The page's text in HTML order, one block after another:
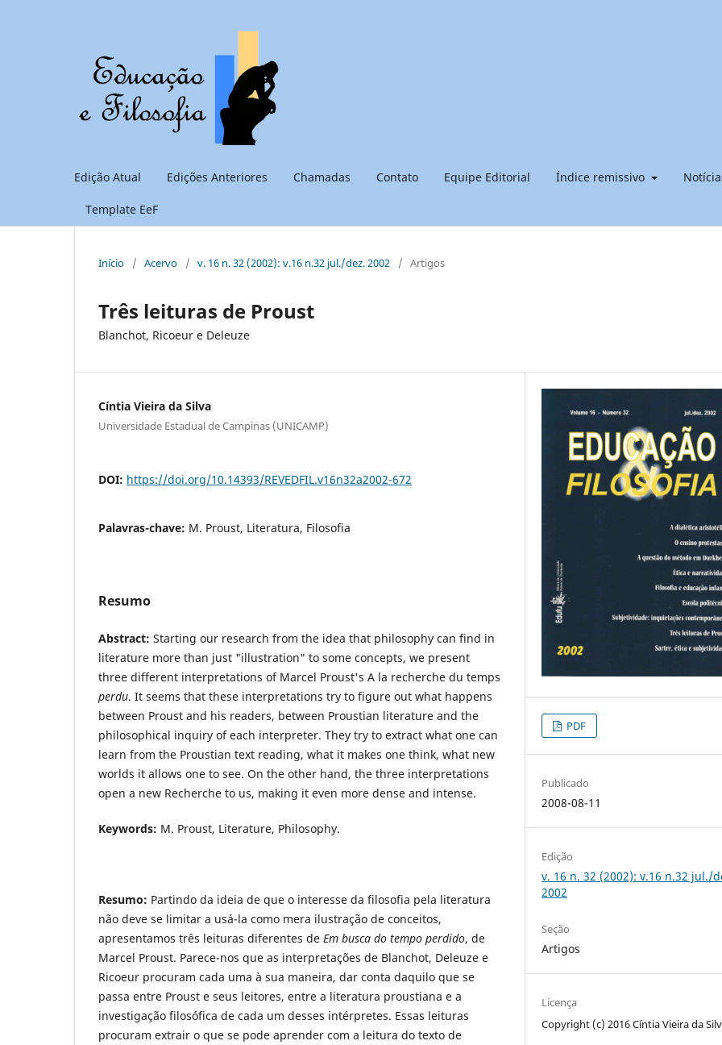
Edição Atual Edições Anteriores Chamadas Contato Equipe Editorial Índice remissivo
Template EeF
Início / Acervo / v. 16 n. 32 (2002): v.16 n.32 jul./dez. 2002 / Artigos
Três leituras de Proust
Blanchot, Ricoeur e Deleuze
Cíntia Vieira da Silva
Universidade Estadual de Campinas (UNICAMP)
DOI: https://doi.org/10.14393/REVEDFIL.v16n32a2002-672
Palavras-chave: M. Proust, Literatura, Filosofia
Resumo
Abstract: Starting our research from the idea that philosophy can find in
literature more than just "illustration" to some concepts, we present
three different interpretations of Marcel Proust's A la recherche du temps
perdu. It seems that these interpretations try to figure out what happens
between Proust and his readers, between Proustian literature and the
philosophical inquiry of each interpreter. They try to extract what one can
learn from the Proustian text reading, what it makes one think, what new
worlds it allows one to see. On the other hand, the three interpretations
open a new Recherche to us, making it even more dense and intense.
Keywords: M. Proust, Literature, Philosophy.
Resumo: Partindo da ideia de que o interesse da filosofia pela literatura
não deve se limitar a usá-la como mera ilustração de conceitos,
apresentamos três leituras diferentes de Em busca do tempo perdido, de
Marcel Proust. Parece-nos que as interpretações de Blanchot, Deleuze e
Ricoeur procuram cada uma à sua maneira, dar conta daquilo que se
passa entre Proust e seus leitores, entre a literatura proustiana e a
investigação filosófica de cada um desses intérpretes. Essas leituras
procuram extrair o que se pode aprender com a leitura do texto de
PDF
Publicado
2008-08-11
Edição
v. 16 n. 32 (2002): v.16 n.32 jul./
2002
Seção
Artigos
Licença
Copyright (c) 2016 Cíntia Vieira da